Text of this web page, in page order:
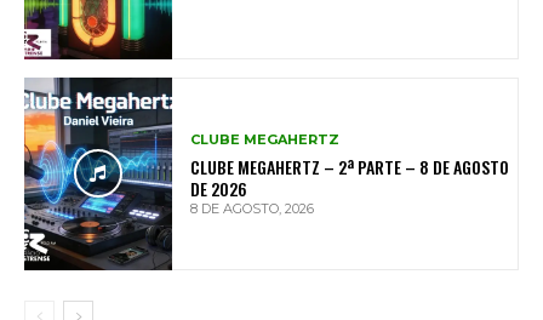
CLUBE MEGAHERTZ
CLUBE MEGAHERTZ – 2ª PARTE – 8 DE AGOSTO
DE 2026
8 DE AGOSTO, 2026